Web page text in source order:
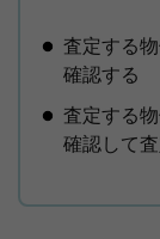
査定する
確認する
査定する
確認して